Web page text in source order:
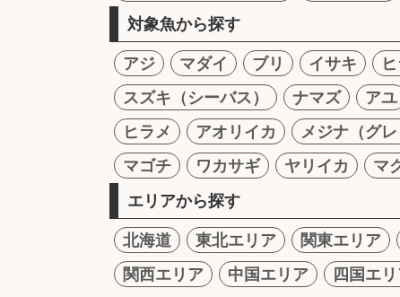
対象魚から探す
アジ マダイ ブリ イサキ
スズキ（シーバス）
ナマズ アユ
ヒラメ
アオリイカ メジナ（グレ
マゴチ
ワカサギ ヤリイカ マ
エリアから探す
北海道 東北エリア 関東エリア
関西エリア
中国エリア 四国エ